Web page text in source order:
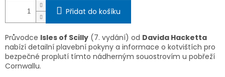
Přidat do košíku
Průvodce Isles of Scilly (7. vydání) od Davida Hacketta
nabízí detailní plavební pokyny a informace o kotvištích pro
bezpečné proplutí tímto nádherným souostrovím u pobřeží
Cornwallu.